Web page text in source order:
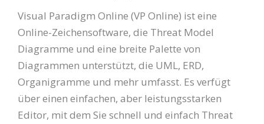
Visual Paradigm Online (VP Online) ist eine
Online-Zeichensoftware, die Threat Model
Diagramme und eine breite Palette von
Diagrammen unterstützt, die UML, ERD,
Organigramme und mehr umfasst. Es verfügt
über einen einfachen, aber leistungsstarken
Editor, mit dem Sie schnell und einfach Threat